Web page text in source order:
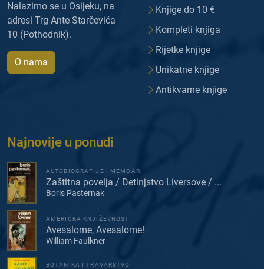
Nalazimo se u Osijeku, na
adresi Trg Ante Starčevića
10 (Pothodnik).
O nama
Knjige do 10 €
Kompleti knjiga
Rijetke knjige
Unikatne knjige
Antikvarne knjige
Najnovije u ponudi
AUTOBIOGRAFIJE I MEMOARI
Zaštitna povelja / Detinjstvo Liversove / ...
Boris Pasternak
AMERIČKA KNJIŽEVNOST
Avesalome, Avesalome!
William Faulkner
BOTANIKA I TRAVARSTVO